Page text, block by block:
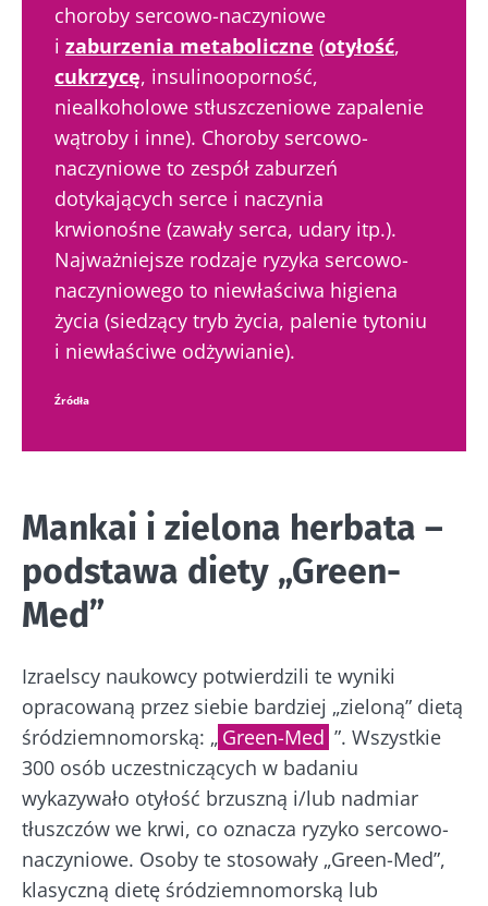
choroby sercowo-naczyniowe
i zaburzenia metaboliczne (otyłość,
cukrzycę, insulinooporność,
niealkoholowe stłuszczeniowe zapalenie
wątroby i inne). Choroby sercowo-
naczyniowe to zespół zaburzeń
dotykających serce i naczynia
krwionośne (zawały serca, udary itp.).
Najważniejsze rodzaje ryzyka sercowo-
naczyniowego to niewłaściwa higiena
życia (siedzący tryb życia, palenie tytoniu
i niewłaściwe odżywianie).
Źródła
Mankai i zielona herbata –
podstawa diety „Green-
Med”
Izraelscy naukowcy potwierdzili te wyniki
opracowaną przez siebie bardziej „zieloną” dietą
śródziemnomorską: „ Green-Med ”. Wszystkie
300 osób uczestniczących w badaniu
wykazywało otyłość brzuszną i/lub nadmiar
tłuszczów we krwi, co oznacza ryzyko sercowo-
naczyniowe. Osoby te stosowały „Green-Med”,
klasyczną dietę śródziemnomorską lub